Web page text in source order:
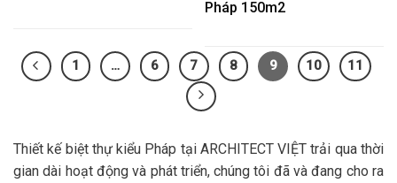
Pháp 150m2
1 … 6 7 8 9 10 11
Thiết kế biệt thự kiểu Pháp tại ARCHITECT VIỆT trải qua thời
gian dài hoạt động và phát triển, chúng tôi đã và đang cho ra